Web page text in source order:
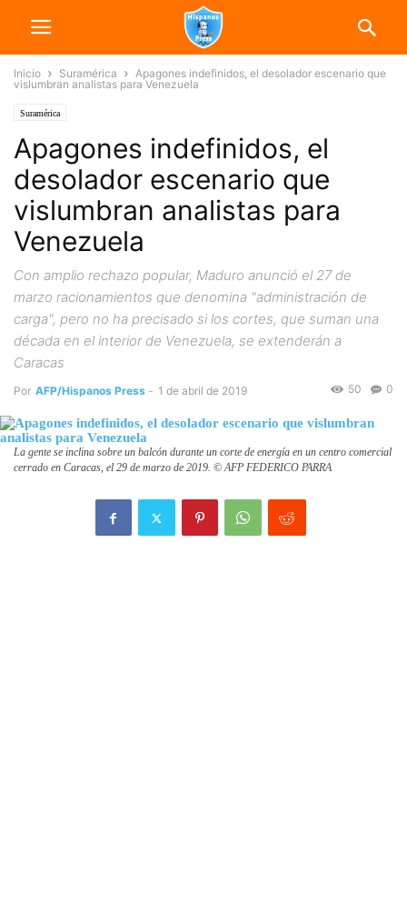
Inicio Suramérica
Apagones indefinidos, el desolador escenario que
vislumbran analistas para Venezuela
Suramérica
Apagones indefinidos, el
desolador escenario que
vislumbran analistas para
Venezuela
Con amplio rechazo popular, Maduro anunció el 27 de
marzo racionamientos que denomina "administración de
carga", pero no ha precisado si los cortes, que suman una
década en el interior de Venezuela, se extenderán a
Caracas
Por AFP/Hispanos Press - 1 de abril de 2019 0
50
La gente se inclina sobre un balcón durante un corte de energía en un centro comercial
cerrado en Caracas, el 29 de marzo de 2019. © AFP FEDERICO PARRA